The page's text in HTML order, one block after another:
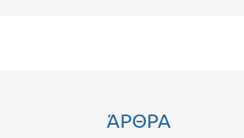
ΆΡΘΡΑ